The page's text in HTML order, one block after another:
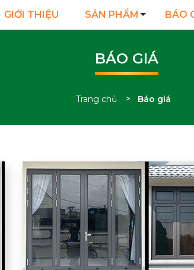
GIỚI THIỆU SẢN PHẨM BÁO
BÁO GIÁ
Trang chủ > Báo giá